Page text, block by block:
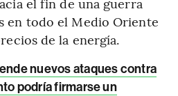
en todo el Medio Oriente
de la energía.
nuevos ataques contra
podría firmarse un